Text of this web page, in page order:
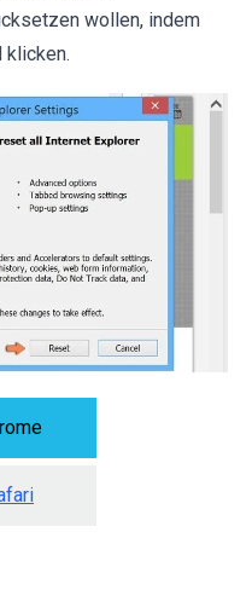
wollen, indem
klicken.